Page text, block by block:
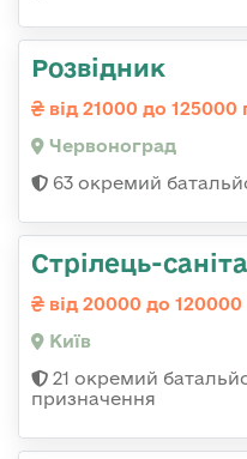
Розвідник
від 21000 до 125000
Червоноград
63 окремий
Стрілець-
від 20000 до 120000
Київ
21 окремий
призначення